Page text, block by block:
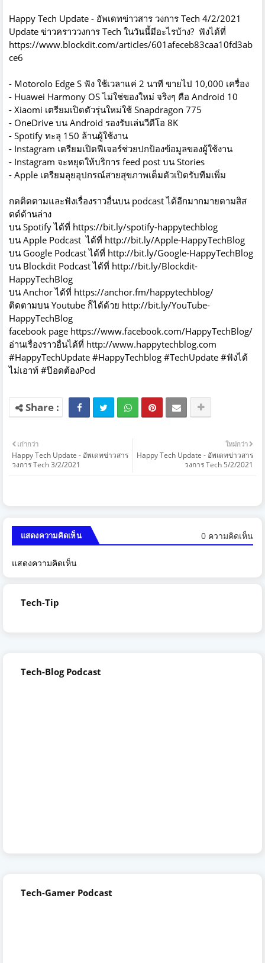
Happy Tech Update - อัพเดทข่าวสาร วงการ Tech 4/2/2021
Update ข่าวคราววงการ Tech ในวันนี้มีอะไรบ้าง? ฟังได้ที่
https://www.blockdit.com/articles/601afeceb83caa10fd3ab
ce6
- Motorolo Edge S ฟัง ใช้เวลาแค่ 2 นาที ขายไป 10,000 เครื่อง
- Huawei Harmony OS ไม่ใช่ของใหม่ จริงๆ คือ Android 10
- Xiaomi เตรียมเปิดตัวรุ่นใหม่ใช้ Snapdragon 775
- OneDrive บน Android รองรับเล่นวีดีโอ 8K
- Spotify ทะลุ 150 ล้านผู้ใช้งาน
- Instagram เตรียมเปิดฟีเจอร์ช่วยปกป้องข้อมูลของผู้ใช้งาน
- Instagram จะหยุดให้บริการ feed post บน Stories
- Apple เตรียมลุยอุปกรณ์สายสุขภาพเต็มตัวเปิดรับทีมเพิ่ม
กดติดตามและฟังเรื่องราวอื่นบน podcast ได้อีกมากมายตามสิส
ตด์ด้านล่าง
บน Spotify ได้ที่ https://bit.ly/spotify-happytechblog
บน Apple Podcast ได้ที่ http://bit.ly/Apple-HappyTechBlog
บน Google Podcast ได้ที่ http://bit.ly/Google-HappyTechBlog
บน Blockdit Podcast ได้ที่ http://bit.ly/Blockdit-
HappyTechBlog
บน Anchor ได้ที่ https://anchor.fm/happytechblog/
ติดตามบน Youtube ก็ได้ด้วย http://bit.ly/YouTube-
HappyTechBlog
facebook page https://www.facebook.com/HappyTechBlog/
อ่านเรื่องราวอื่นได้ที่ http://www.happytechblog.com
#HappyTechUpdate #HappyTechblog #TechUpdate #ฟังได้
ไม่เอาท์ #ป๊อดต้องPod
ใหม่กว่า
Happy Tech Update - อัพเดทข่าวสาร
วงการ Tech 5/2/2021
เก่ากว่า
Happy Tech Update - อัพเดทข่าวสาร
วงการ Tech 3/2/2021
แสดงความคิดเห็น 0 ความคิดเห็น
แสดงความคิดเห็น
Tech-Tip
Tech-Blog Podcast
Tech-Gamer Podcast